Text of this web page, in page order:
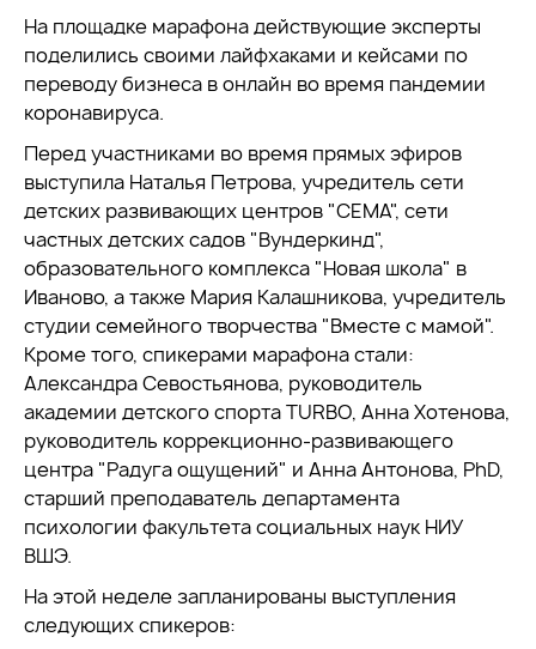
На площадке марафона действующие эксперты
поделились своими лайфхаками и кейсами по
переводу бизнеса в онлайн во время пандемии
коронавируса.
Перед участниками во время прямых эфиров
выступила Наталья Петрова, учредитель сети
детских развивающих центров "СЕМА", сети
частных детских садов "Вундеркинд",
образовательного комплекса "Новая школа" в
Иваново, а также Мария Калашникова, учредитель
студии семейного творчества "Вместе с мамой".
Кроме того, спикерами марафона стали:
Александра Севостьянова, руководитель
академии детского спорта TURBO, Анна Хотенова,
руководитель коррекционно-развивающего
центра "Радуга ощущений" и Анна Антонова, PhD,
старший преподаватель департамента
психологии факультета социальных наук НИУ
ВШЭ.
На этой неделе запланированы выступления
следующих спикеров: